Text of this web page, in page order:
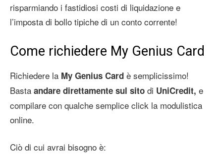
risparmiando i fastidiosi costi di liquidazione e
l’imposta di bollo tipiche di un conto corrente!
Come richiedere My Genius Card
Richiedere la My Genius Card è semplicissimo!
Basta andare direttamente sul sito di UniCredit, e
compilare con qualche semplice click la modulistica
online.
Ciò di cui avrai bisogno è: